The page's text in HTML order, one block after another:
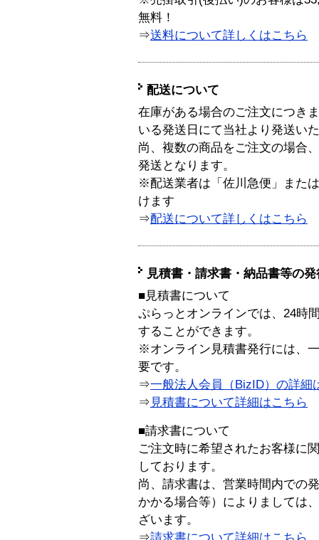
無料！
⇒送料について詳しくはこちら
配送について
在庫がある場合のご注文につき
いる発送日にて当社より発送い
尚、複数の商品をご注文の場合
発送となります。
※配送業者は「佐川急便」また
けます
⇒配送について詳しくはこちら
見積書・請求書・納品書等の
■見積書について
ぷらっとオンラインでは、24時
することができます。
※オンライン見積書発行には、
要です。
⇒一般法人会員（BizID）の詳細
⇒ 見積書について詳細はこちら
■請求書について
ご注文時に希望されたお客様に
しております。
尚、請求書は、営業時間内での
かかる場合等）によりましては
ざいます。